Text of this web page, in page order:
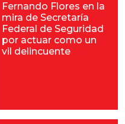
Fernando Flores en la
mira de Secretaría
Federal de Seguridad
por actuar como un
vil delincuente